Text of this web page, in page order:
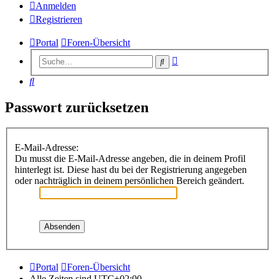
Anmelden
Registrieren
Portal Foren-Übersicht
Suche
Suche
Passwort zurücksetzen
E-Mail-Adresse:
Du musst die E-Mail-Adresse angeben, die in deinem Profil
hinterlegt ist. Diese hast du bei der Registrierung angegeben
oder nachträglich in deinem persönlichen Bereich geändert.
Portal
Foren-Übersicht